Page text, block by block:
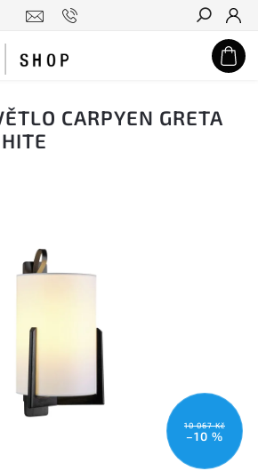
Hledat
CARPYEN GRETA
10 067 Kč
–10 %